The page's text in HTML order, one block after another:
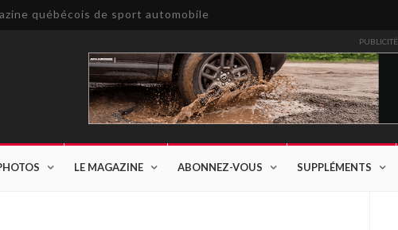
québécois de sport automobile
PUBLICITÉ
LE MAGAZINE ABONNEZ-VOUS SUPPLÉMENTS